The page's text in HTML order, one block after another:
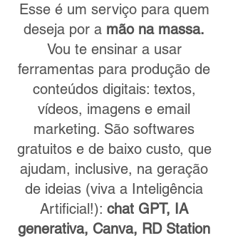
Esse é um serviço para quem
deseja por a mão na massa.
Vou te ensinar a usar
ferramentas para produção de
conteúdos digitais: textos,
vídeos, imagens e email
marketing. São softwares
gratuitos e de baixo custo, que
ajudam, inclusive, na geração
de ideias (viva a Inteligência
Artificial!): chat GPT, IA
generativa, Canva, RD Station